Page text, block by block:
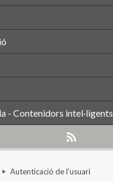
- Contenidors intel·ligents
Autenticació de l'usuari